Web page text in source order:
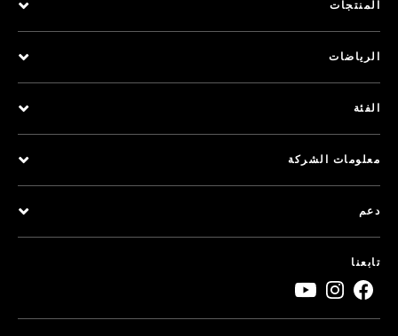
المنتجات
الرياضات
الفئة
معلومات الشركة
دعم
تابعنا